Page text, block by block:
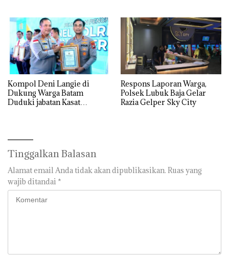
Kompol Deni Langie di
Dukung Warga Batam
Duduki jabatan Kasat
Respons Laporan Warga,
Polsek Lubuk Baja Gelar
Razia Gelper Sky City
Tinggalkan Balasan
Alamat email Anda tidak akan dipublikasikan. Ruas yang
wajib ditandai *